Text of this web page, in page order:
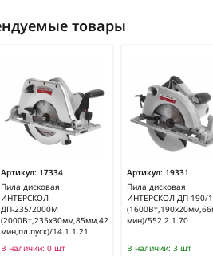
товары
Артикул: 17334
Пила дисковая
ИНТЕРСКОЛ
ДП-235/2000М
(2000Вт,235х30мм,85мм,4200об/
мин,пл.пуск)/14.1.1.21
В наличии: 0 шт
Артикул: 19331
Пила дисковая
ИНТЕРСКОЛ ДП-190/
мин)/552.2.1.70
В наличии: 3 шт